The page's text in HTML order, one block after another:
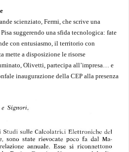
scienziato, Fermi, che scrive una
suggerendo una sfida tecnologica: fate
con entusiasmo, il territorio con
mette a disposizione le risorse
Olivetti, partecipa all’impresa… e
inaugurazione della CEP alla presenza